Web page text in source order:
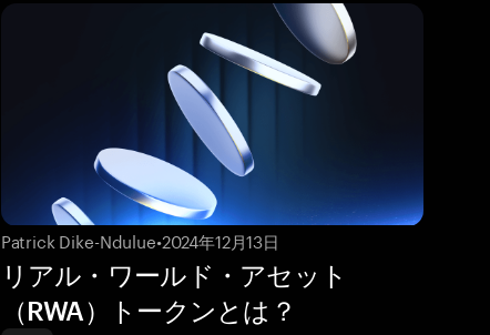
Patrick Dike-Ndulue•2024年12月13日
リアル・ワールド・アセット
（RWA）トークンとは？